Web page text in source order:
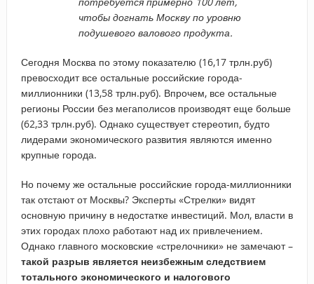
чтобы догнать Москву по уровню
подушевого валового продукта.
Сегодня Москва по этому показателю (16,17 трлн.руб)
превосходит все остальные российские города-
миллионники (13,58 трлн.руб). Впрочем, все остальные
регионы России без мегаполисов производят еще больше
(62,33 трлн.руб). Однако существует стереотип, будто
лидерами экономического развития являются именно
крупные города.
Но почему же остальные российские города-миллионники
так отстают от Москвы? Эксперты «Стрелки» видят
основную причину в недостатке инвестиций. Мол, власти в
этих городах плохо работают над их привлечением.
Однако главного московские «стрелочники» не замечают –
такой разрыв является неизбежным следствием
тотального экономического и налогового